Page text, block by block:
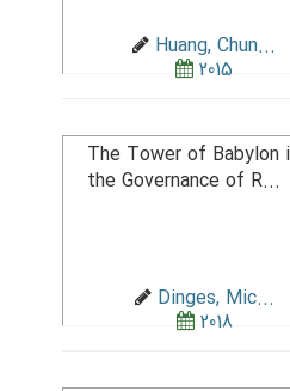
Huang, Chun...
2015
The Tower of
the Governance of
Dinges, Mic...
2018